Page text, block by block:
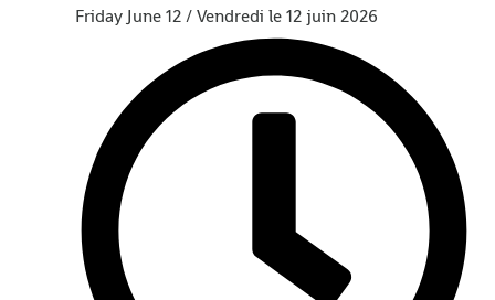
Friday June 12 / Vendredi le 12 juin 2026